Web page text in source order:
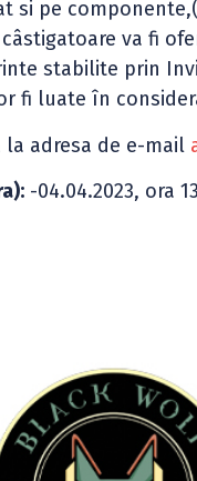
si pe
va fi
stabilite prin
fi luate în
adresa de e-mail
-04.04.2023, ora 13